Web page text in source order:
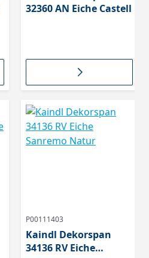
32360 AN Eiche Castell
P00111403
Kaindl Dekorspan
34136 RV Eiche